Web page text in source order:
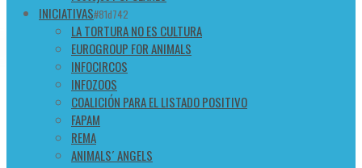
INICIATIVAS#81d742
LA TORTURA NO ES CULTURA
EUROGROUP FOR ANIMALS
INFOCIRCOS
INFOZOOS
COALICIÓN PARA EL LISTADO POSITIVO
FAPAM
REMA
ANIMALS´ ANGELS